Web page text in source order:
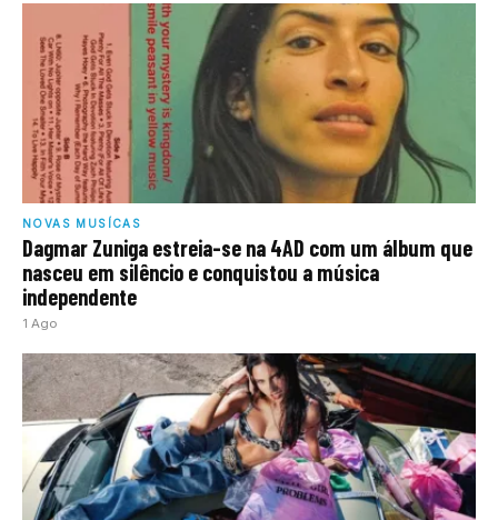
NOVAS MUSÍCAS
Dagmar Zuniga estreia-se na 4AD com um álbum que
nasceu em silêncio e conquistou a música
independente
1 Ago